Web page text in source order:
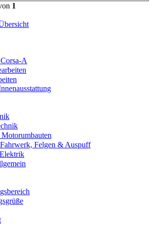
1
A
Felgen & Auspuff